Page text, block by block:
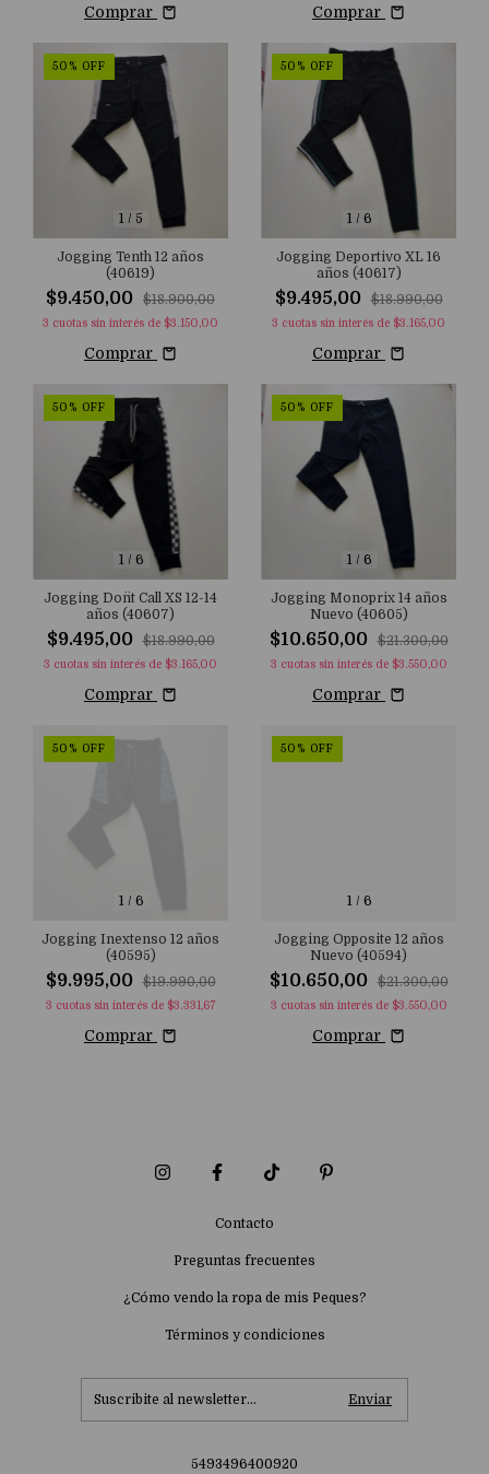
Comprar Comprar
1/ 5
50 % OFF
Jogging Tenth 12 años
(40619)
$9.450,00 $18.900,00
3 cuotas sin interés de $3.150,00
Comprar
1/ 6
50 % OFF
Jogging Deportivo XL 16
años (40617)
$9.495,00 $18.990,00
3 cuotas sin interés de $3.165,00
Comprar
1/ 6
50 % OFF
Jogging Don¨t Call XS 12-14
años (40607)
$9.495,00 $18.990,00
3 cuotas sin interés de $3.165,00
Comprar
1/ 6
50 % OFF
Jogging Monoprix 14 años
Nuevo (40605)
$10.650,00 $21.300,00
3 cuotas sin interés de $3.550,00
Comprar
1/ 6
50 % OFF
Jogging Inextenso 12 años
(40595)
$9.995,00 $19.990,00
3 cuotas sin interés de $3.331,67
Comprar
1/ 6
50 % OFF
Jogging Opposite 12 años
Nuevo (40594)
$10.650,00 $21.300,00
3 cuotas sin interés de $3.550,00
Comprar
Contacto
Preguntas frecuentes
¿Cómo vendo la ropa de mis Peques?
Términos y condiciones
5493496400920